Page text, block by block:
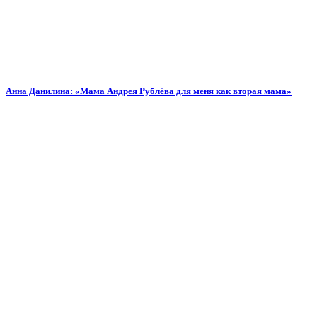
Анна Данилина: «Мама Андрея Рублёва для меня как вторая мама»